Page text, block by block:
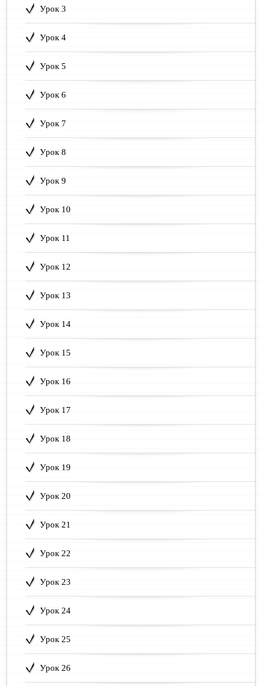
Урок 3
Урок 4
Урок 5
Урок 6
Урок 7
Урок 8
Урок 9
Урок 10
Урок 11
Урок 12
Урок 13
Урок 14
Урок 15
Урок 16
Урок 17
Урок 18
Урок 19
Урок 20
Урок 21
Урок 22
Урок 23
Урок 24
Урок 25
Урок 26